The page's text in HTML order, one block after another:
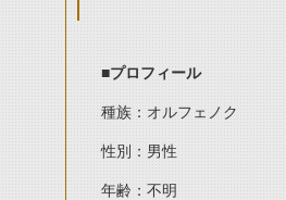
■プロフィール
種族：オルフェノク
性別：男性
年齢：不明